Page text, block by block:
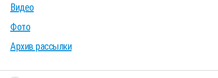
Видео
Фото
Архив рассылки